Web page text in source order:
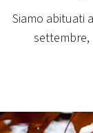
PLAYLIST
FOTO
Siamo abituati
settembre,